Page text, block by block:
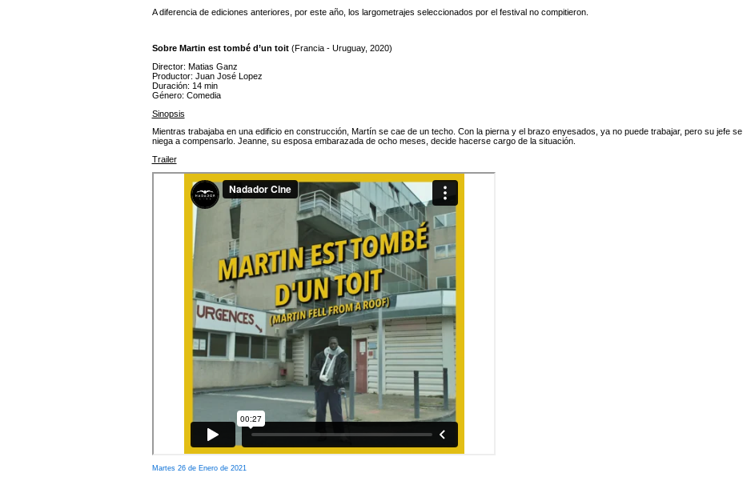
A diferencia de ediciones anteriores, por este año, los largometrajes seleccionados por el festival no compitieron.
Sobre Martin est tombé d’un toit(Francia - Uruguay, 2020)
Director: Matias Ganz
Productor: Juan José Lopez
Duración: 14 min
Género: Comedia
Sinopsis
Mientras trabajaba en una edificio en construcción, Martín se cae de un techo. Con la pierna y el brazo enyesados, ya no puede trabajar, pero su jefe se
niega a compensarlo. Jeanne, su esposa embarazada de ocho meses, decide hacerse cargo de la situación.
Trailer
Martes 26 de Enero de 2021